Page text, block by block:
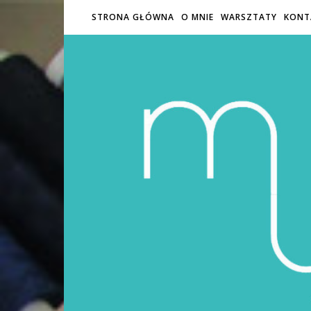
STRONA GŁÓWNA O MNIE WARSZTATY